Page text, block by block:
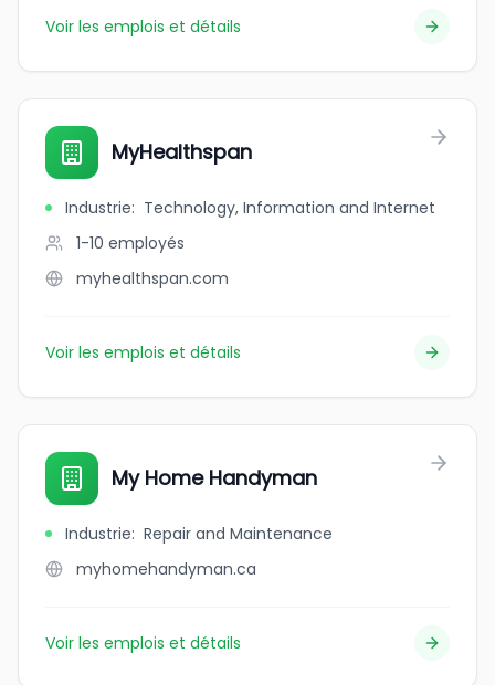
Voir les emplois et détails
MyHealthspan
Industrie: Technology, Information and Internet
1-10 employés
myhealthspan.com
Voir les emplois et détails
My Home Handyman
Industrie: Repair and Maintenance
myhomehandyman.ca
Voir les emplois et détails